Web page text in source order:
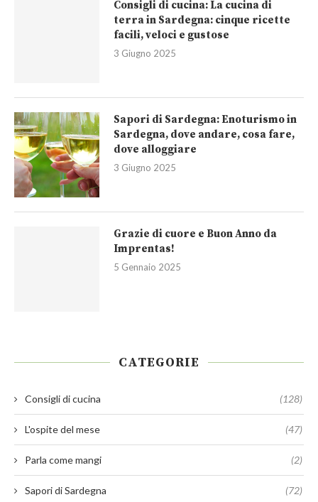
Consigli di cucina: La cucina di
terra in Sardegna: cinque ricette
facili, veloci e gustose
3 Giugno 2025
Sapori di Sardegna: Enoturismo in
Sardegna, dove andare, cosa fare,
dove alloggiare
3 Giugno 2025
Grazie di cuore e Buon Anno da
Imprentas!
5 Gennaio 2025
CATEGORIE
Consigli di cucina (128)
L'ospite del mese (47)
Parla come mangi (2)
Sapori di Sardegna (72)